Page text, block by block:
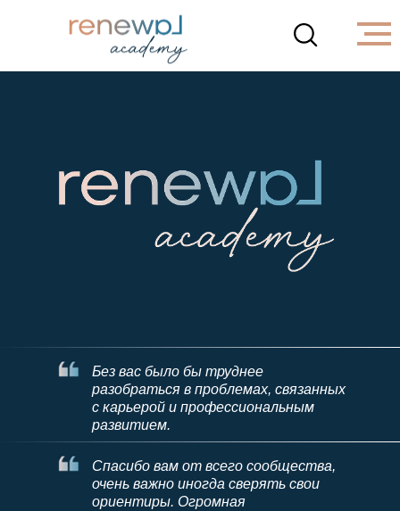
Без вас было бы труднее
разобраться в проблемах, связанных
с карьерой и профессиональным
развитием.
Спасибо вам от всего сообщества,
очень важно иногда сверять свои
ориентиры. Огромная